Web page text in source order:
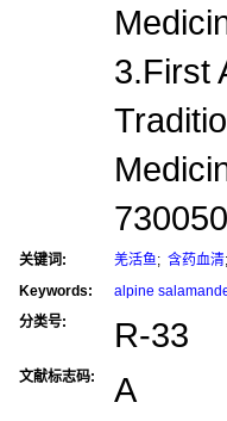
3.First
关键词: 羌活鱼; 含药血清;
Keywords:
alpine
分类号:
R-33
文献标志码: A